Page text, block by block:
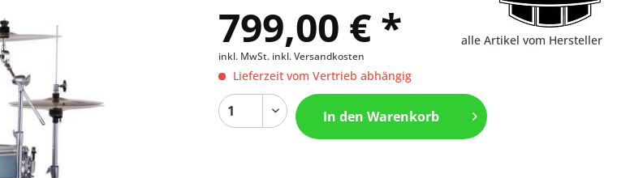
alle Artikel vom Hersteller
799,00 € *
inkl. MwSt. inkl. Versandkosten
Lieferzeit vom Vertrieb abhängig
In den Warenkorb